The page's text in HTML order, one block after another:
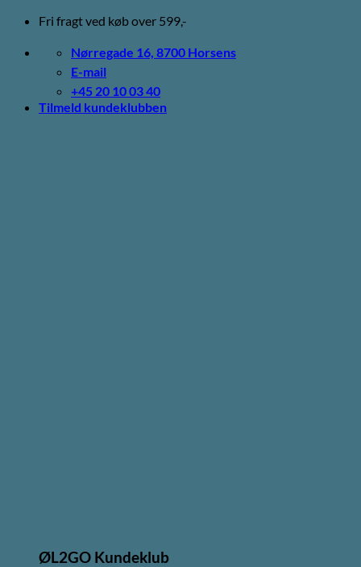
Fortsæt
indhold
Fri fragt ved køb over 599,-
Nørregade 16, 8700 Horsens
E-mail
+45 20 10 03 40
Tilmeld kundeklubben
ØL2GO Kundeklub